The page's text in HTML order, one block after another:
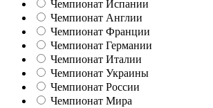
Чемпионат Испании
Чемпионат Англии
Чемпионат Франции
Чемпионат Германии
Чемпионат Италии
Чемпионат Украины
Чемпионат России
Чемпионат Мира